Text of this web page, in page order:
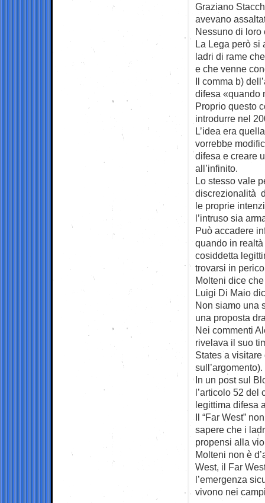
Graziano
avevano
Nessuno di loro
La Lega però si
ladri di rame
e che venne
Il comma b)
difesa «quando
Proprio questo
introdurre nel
L’idea era
vorrebbe
difesa e creare
all’infinito.
Lo stesso vale
discrezionalità
le proprie
l’intruso sia
Può accadere
quando in
cosiddetta
trovarsi in
Molteni dice
Luigi Di Maio
Non siamo una
una proposta
Nei commenti
rivelava il suo
States a
sull’argomento).
In un post sul
l’articolo 52 del
legittima difesa
Il “Far West”
sapere che i
propensi alla
Molteni non è
West, il Far
l’emergenza
vivono nei